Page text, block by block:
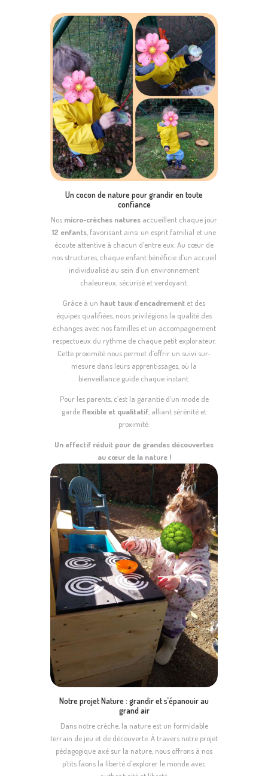
Un cocon de nature pour grandir en toute
confiance
Nos micro-crèches natures accueillent chaque jour
12 enfants , favorisant ainsi un esprit familial et une
écoute attentive à chacun d’entre eux. Au cœur de
nos structures, chaque enfant bénéficie d’un accueil
individualisé au sein d’un environnement
chaleureux, sécurisé et verdoyant.
Grâce à un haut taux d’encadrement et des
équipes qualifiées, nous privilégions la qualité des
échanges avec nos familles et un accompagnement
respectueux du rythme de chaque petit explorateur.
Cette proximité nous permet d’offrir un suivi sur-
mesure dans leurs apprentissages, où la
bienveillance guide chaque instant.
Pour les parents, c’est la garantie d’un mode de
garde flexible et qualitatif , alliant sérénité et
proximité.
Un effectif réduit pour de grandes découvertes
au cœur de la nature !
Notre projet Nature : grandir et s’épanouir au
grand air
Dans notre crèche, la nature est un formidable
terrain de jeu et de découverte. À travers notre projet
pédagogique axé sur la nature, nous offrons à nos
p’tits faons la liberté d’explorer le monde avec